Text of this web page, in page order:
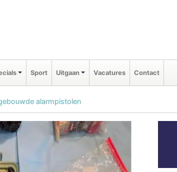
Sport Uitgaan Vacatures Contact
alarmpistolen